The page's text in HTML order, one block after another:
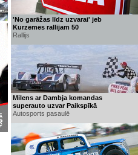
'No garāžas līdz uzvarai' jeb
Kurzemes rallijam 50
Rallijs
Milens ar Dambja komandas
superauto uzvar Paikspīkā
Autosports pasaulē